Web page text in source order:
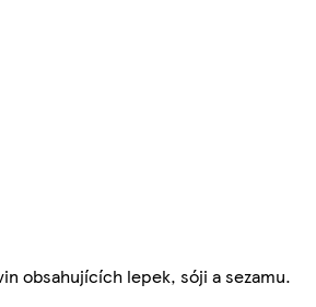
obsahujících lepek, sóji a sezamu.